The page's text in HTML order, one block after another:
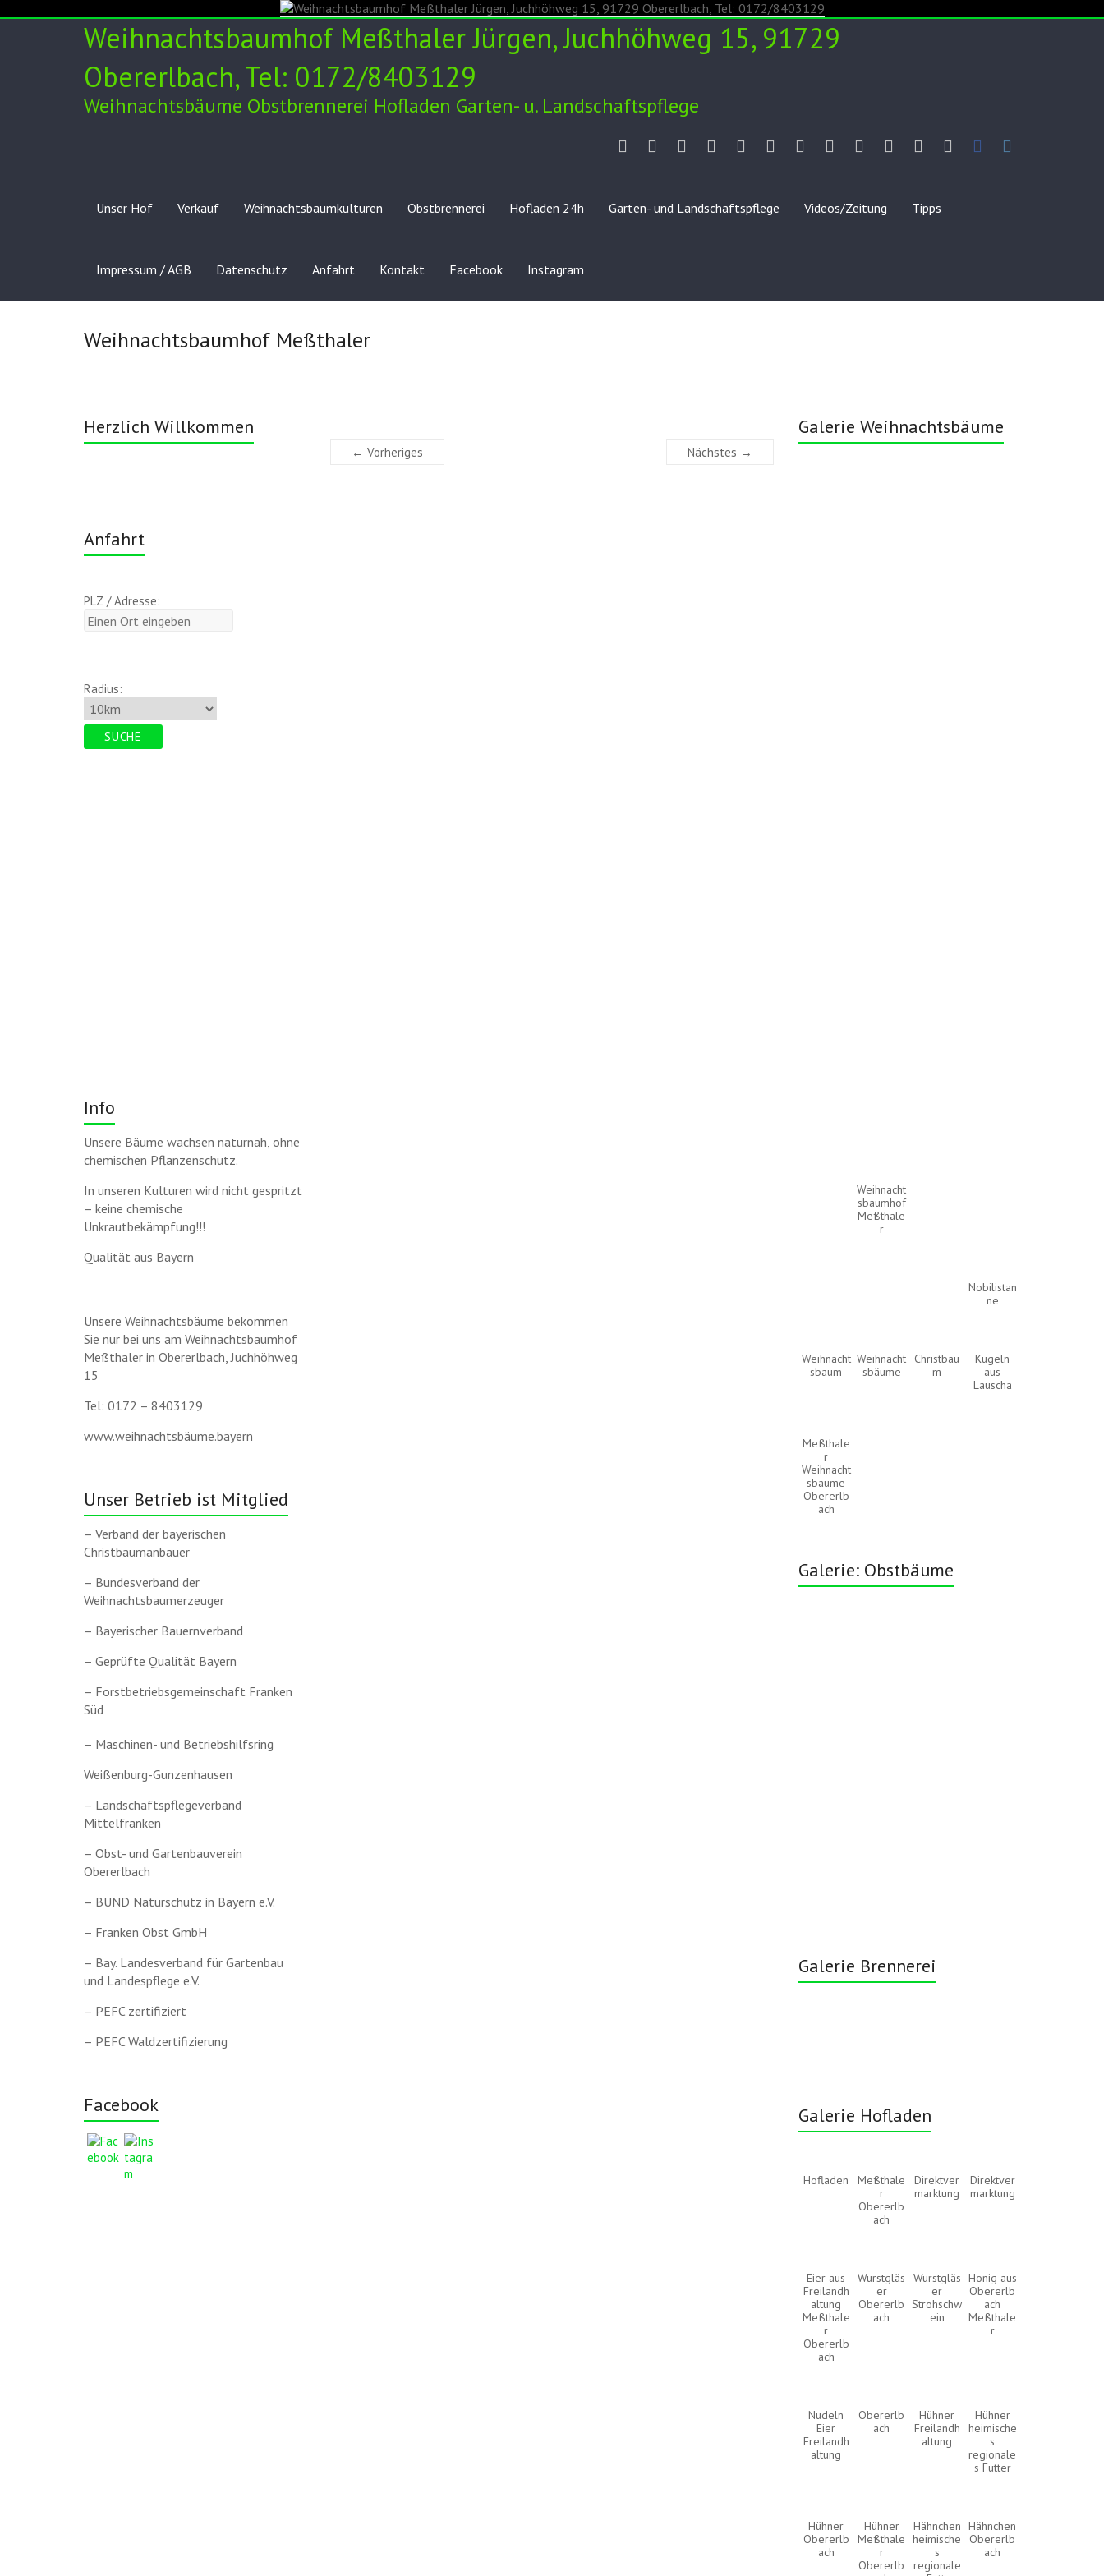
to
Weihnachtsbaumhof Meßthaler Jürgen, Juchhöhweg 15, 91729
Obererlbach, Tel: 0172/8403129
Weihnachtsbäume Obstbrennerei Hofladen Garten- u. Landschaftspflege
Hof
24h
und
LandschaftspflegeAGB
Unser Hof Verkauf Weihnachtsbaumkulturen Obstbrennerei Hofladen 24h Garten- und Landschaftspflege Videos/Zeitung Tipps
Impressum / AGB Datenschutz Anfahrt Kontakt Facebook Instagram
Weihnachtsbaumhof Meßthaler
← Vorheriges Nächstes →
Herzlich Willkommen
Anfahrt
PLZ / Adresse:
Radius:
Info
Unsere Bäume wachsen naturnah, ohne
chemischen Pflanzenschutz.
In unseren Kulturen wird nicht gespritzt
– keine chemische
Unkrautbekämpfung!!!
Qualität aus Bayern
Unsere Weihnachtsbäume bekommen
Sie nur bei uns am Weihnachtsbaumhof
Meßthaler in Obererlbach, Juchhöhweg
15
Tel: 0172 – 8403129
www.weihnachtsbäume.bayern
Unser Betrieb ist Mitglied
– Verband der bayerischen
Christbaumanbauer
– Bundesverband der
Weihnachtsbaumerzeuger
– Bayerischer Bauernverband
– Geprüfte Qualität Bayern
– Forstbetriebsgemeinschaft Franken
Süd
– Maschinen- und Betriebshilfsring
Weißenburg-Gunzenhausen
– Landschaftspflegeverband
Mittelfranken
– Obst- und Gartenbauverein
Obererlbach
– BUND Naturschutz in Bayern e.V.
– Franken Obst GmbH
– Bay. Landesverband für Gartenbau
und Landespflege e.V.
– PEFC zertifiziert
– PEFC Waldzertifizierung
Facebook
Galerie Weihnachtsbäume
Weihnacht
sbaumhof
Meßthale
r
Nobilistan
ne
Weihnacht
sbaum
Weihnacht
sbäume
Christbau
m
Kugeln
aus
Lauscha
Meßthale
r
Weihnacht
sbäume
Obererlb
ach
Galerie: Obstbäume
Galerie Brennerei
Galerie Hofladen
Hofladen
Meßthale
r
Obererlb
ach
Direktver
marktung
Direktver
marktung
Eier aus
Freilandh
altung
Meßthale
r
Obererlb
ach
Wurstgläs
er
Obererlb
ach
Wurstgläs
er
Strohschw
ein
Honig aus
Obererlb
ach
Meßthale
r
Nudeln
Eier
Freilandh
altung
Obererlb
ach
Hühner
Freilandh
altung
Hühner
heimische
s
regionale
s Futter
Hühner
Obererlb
ach
Hühner
Meßthale
r
Obererlb
Hähnchen
heimische
s
regionale
Hähnchen
Obererlb
ach